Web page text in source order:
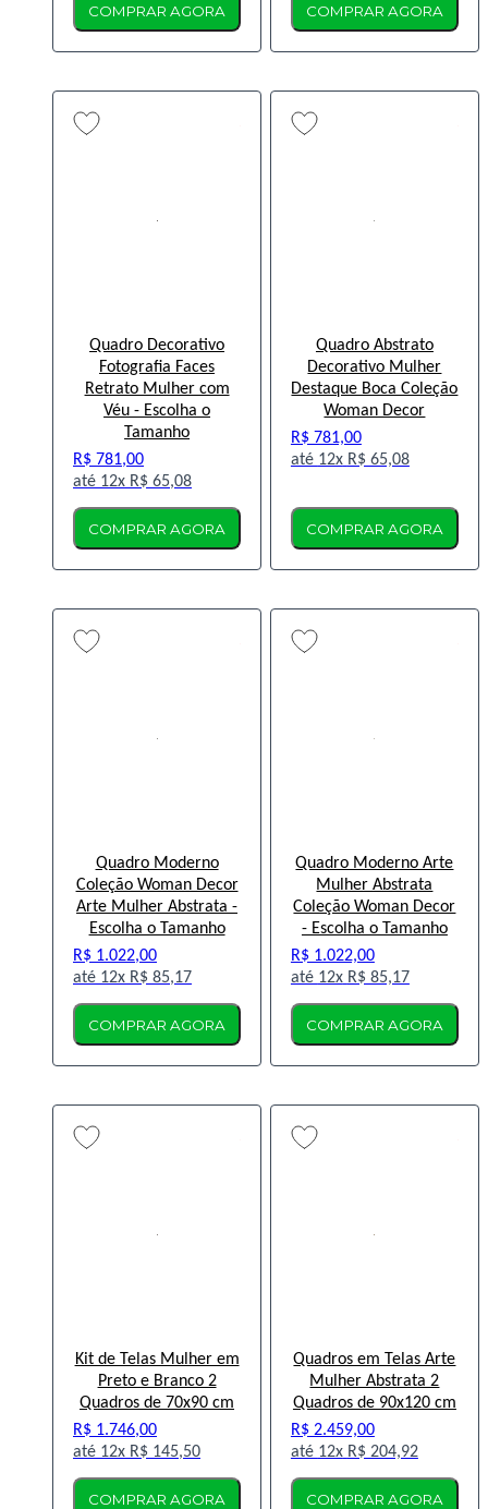
COMPRAR AGORA COMPRAR AGORA
Quadro Decorativo
Fotografia Faces
Retrato Mulher com
Véu - Escolha o
Tamanho
R$ 781,00
12x R$ 65,08
COMPRAR AGORA
Quadro Abstrato
Decorativo Mulher
Destaque Boca Coleção
Woman Decor
R$ 781,00
12x R$ 65,08
COMPRAR AGORA
Quadro Moderno
Coleção Woman Decor
Arte Mulher Abstrata -
Escolha o Tamanho
R$ 1.022,00
12x R$ 85,17
COMPRAR AGORA
Quadro Moderno Arte
Mulher Abstrata
Coleção Woman Decor
- Escolha o Tamanho
R$ 1.022,00
12x R$ 85,17
COMPRAR AGORA
Kit de Telas Mulher em
Preto e Branco 2
Quadros de 70x90 cm
R$ 1.746,00
12x R$ 145,50
COMPRAR AGORA
Quadros em Telas Arte
Mulher Abstrata 2
Quadros de 90x120 cm
R$ 2.459,00
12x R$ 204,92
COMPRAR AGORA